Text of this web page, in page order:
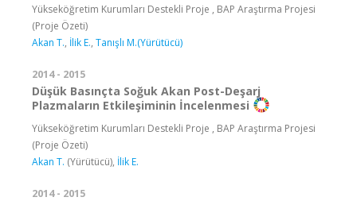
Yükseköğretim Kurumları Destekli Proje , BAP Araştırma Projesi
(Proje Özeti)
Akan T., İlik E., Tanışlı M.(Yürütücü)
2014 - 2015
Düşük Basınçta Soğuk Akan Post-Deşarj
Plazmaların Etkileşiminin İncelenmesi
Yükseköğretim Kurumları Destekli Proje , BAP Araştırma Projesi
(Proje Özeti)
Akan T. (Yürütücü), İlik E.
2014 - 2015